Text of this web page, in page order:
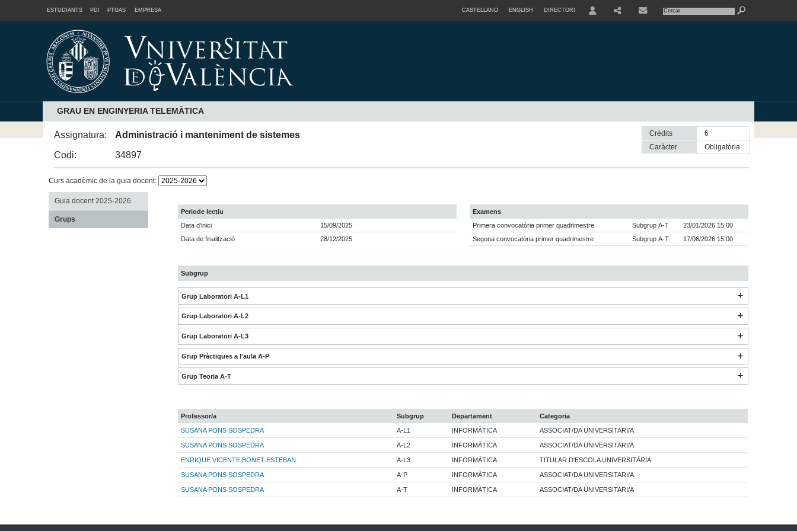
ESTUDIANTS PDI PTGAS EMPRESA CASTELLANO ENGLISH DIRECTORI
GRAU EN ENGINYERIA TELEMÀTICA
Assignatura:
Administració i manteniment de sistemes
Codi:
34897
Crèdits
6
Caràcter
obligatòria
Curs acadèmic de la guia docent:
Guia docent 2025-2026
Grups
Periode lectiu
Data d'inici
15/09/2025
Data de finalització
28/12/2025
Examens
Primera convocatòria primer quadrimestre
Subgrup A-T
23/01/2026 15:00
Segona convocatòria primer quadrimestre
Subgrup A-T 17/06/2026 15:00
Subgrup
Grup Laboratori A-L1
Grup Laboratori A-L2
Grup Laboratori A-L3
Grup Pràctiques a l'aula A-P
Grup Teoria A-T
Professor/a Subgrup Departament
Categoria
SUSANA PONS SOSPEDRA
A-L1 INFORMÀTICA ASSOCIAT/DA UNIVERSITARI/A
SUSANA PONS SOSPEDRA A-L2 INFORMÀTICA ASSOCIAT/DA UNIVERSITARI/A
ENRIQUE VICENTE BONET ESTEBAN A-L3 INFORMÀTICA TITULAR D'ESCOLA UNIVERSITÀRIA
SUSANA PONS SOSPEDRA A-P INFORMÀTICA ASSOCIAT/DA UNIVERSITARI/A
SUSANA PONS SOSPEDRA A-T INFORMÀTICA ASSOCIAT/DA UNIVERSITARI/A